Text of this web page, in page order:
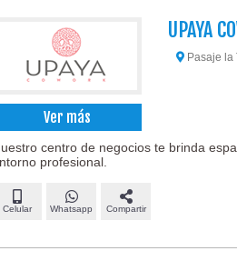
Ver más
UPAYA
Pasaje la
centro de negocios te brinda
profesional.
Celular Whatsapp Compartir